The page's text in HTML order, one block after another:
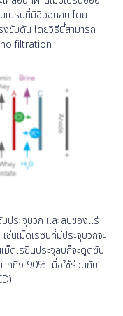
เบรนที่มีอิออนลบ โดย
งขับดัน โดยวิธีนี้สามารถ
filtration
ประจุบวก และลบของแร่
นเม็ดเรซินที่มีประจุบวกจะ
ม็ดเรซินประจุลบก็จะดูดซับ
กถึง 90% เมื่อใช้ร่วมกับ